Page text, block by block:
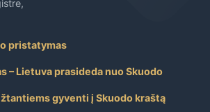
pristatymas
– Lietuva prasideda nuo Skuodo
gyventi į Skuodo kraštą